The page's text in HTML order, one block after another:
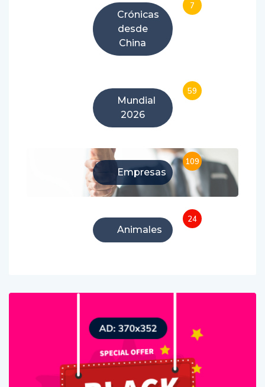
Crónicas
desde
China
7
Mundial
2026
59
Empresas
109
Animales
24